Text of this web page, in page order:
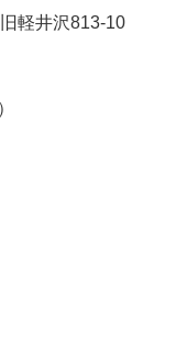
軽井沢813-10